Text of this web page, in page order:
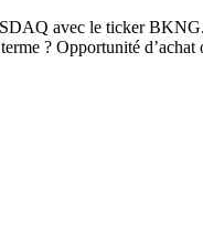
avec le ticker
? Opportunité d’achat